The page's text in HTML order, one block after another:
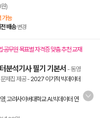
)
가능
배송 변경
공무원 목표별 자격증 맞춤 추천 교재
분석기사 필기 기본서 - 동영
제집 제공- 2027 이기적 빅데이터
, 고려사이버대학교 AI.빅데이터 연